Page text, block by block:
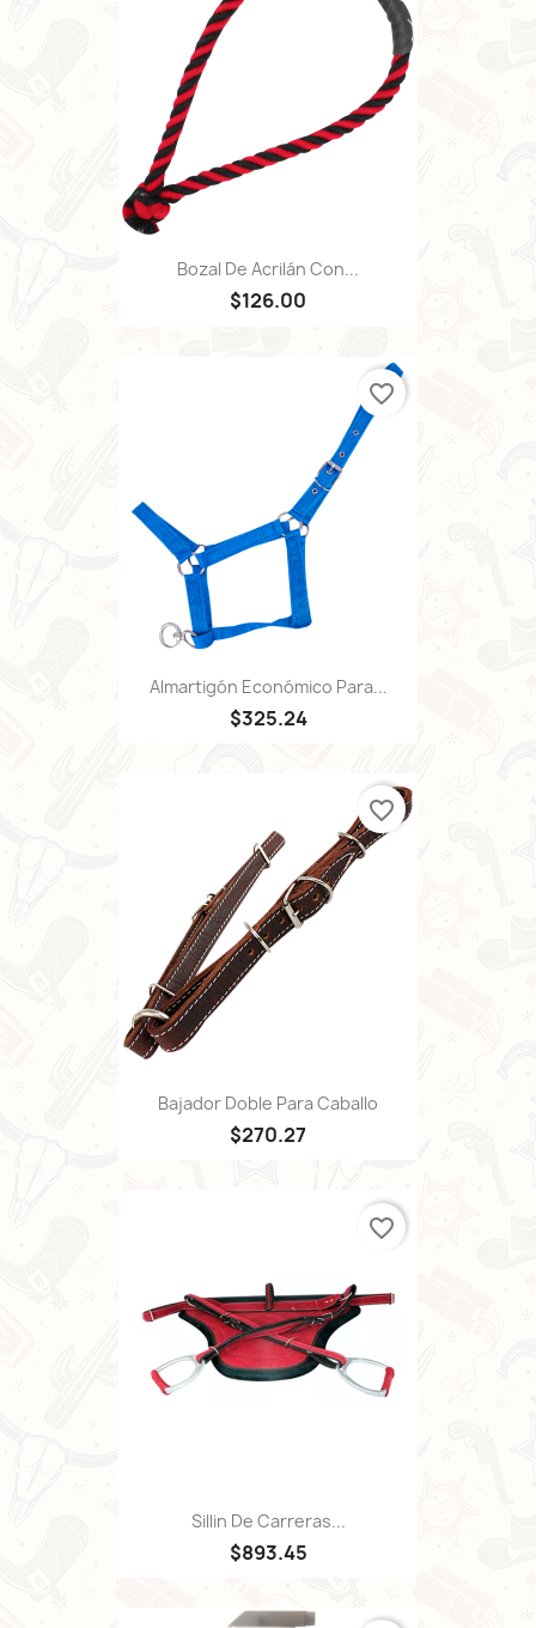
Bozal De Acrilán Con...
$126.00
Almartigón Económico Para...
$325.24
favorite_border
Bajador Doble Para Caballo
$270.27
favorite_border
Sillin De Carreras...
$893.45
favorite_border